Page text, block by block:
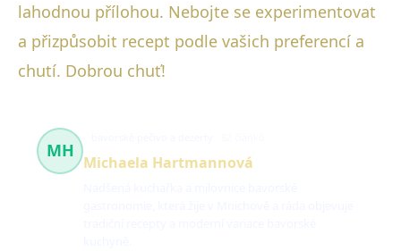
lahodnou přílohou. Nebojte se experimentovat
a přizpůsobit recept podle vašich preferencí a
chutí. Dobrou chuť!
MH
Michaela Hartmannová